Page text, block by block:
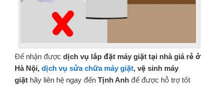
Để nhận được dịch vụ lắp đặt máy giặt tại nhà giá rẻ ở
Hà Nội, dịch vụ sửa chữa máy giặt, vệ sinh máy
giặt hãy liên hệ ngay đến Tịnh Anh để được hỗ trợ tốt